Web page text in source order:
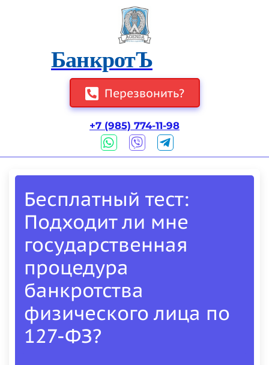
БанкротЪ
Перезвонить?
+7 (985) 774-11-98
Бесплатный тест:
Подходит ли мне
государственная
процедура
банкротства
физического лица по
127-ФЗ?